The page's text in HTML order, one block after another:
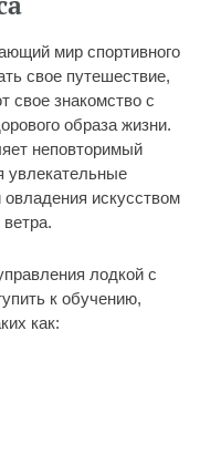
мир спортивного
свое путешествие,
свое знакомство с
образа жизни.
неповторимый
увлекательные
искусством
лодкой с
к обучению,
как: